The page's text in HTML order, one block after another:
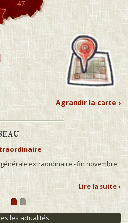
Agrandir la carte ›
extraordinaire - fin novembre
Lire la suite ›
les actualités